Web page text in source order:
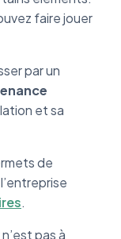
faire jouer
par un
et sa
de
.
pas à